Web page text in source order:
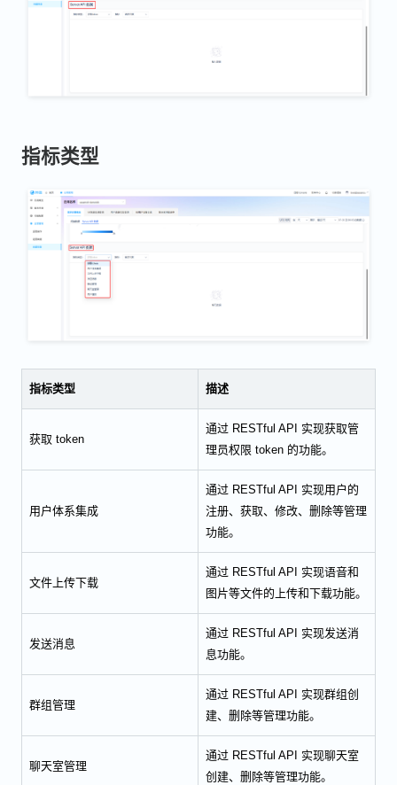
指标类型
指标类型 描述
获取 token
通过 RESTful API 实现获取管
理员权限 token 的功能。
用户体系集成
通过 RESTful API 实现用户的
注册、获取、修改、删除等管理
功能。
文件上传下载
通过 RESTful API 实现语音和
图片等文件的上传和下载功能。
发送消息
通过 RESTful API 实现发送消
息功能。
群组管理
通过 RESTful API 实现群组创
建、删除等管理功能。
聊天室管理
通过 RESTful API 实现聊天室
创建、删除等管理功能。